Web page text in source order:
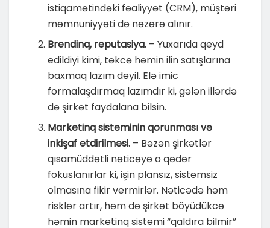
istiqamətindəki fəaliyyət (CRM), müştəri
məmnuniyyəti də nəzərə alınır.
Brendinq, reputasiya. – Yuxarıda qeyd
edildiyi kimi, təkcə həmin ilin satışlarına
baxmaq lazım deyil. Elə imic
formalaşdırmaq lazımdır ki, gələn illərdə
də şirkət faydalana bilsin.
Marketinq sisteminin qorunması və
inkişaf etdirilməsi. – Bəzən şirkətlər
qısamüddətli nəticəyə o qədər
fokuslanırlar ki, işin plansız, sistemsiz
olmasına fikir vermirlər. Nəticədə həm
risklər artır, həm də şirkət böyüdükcə
həmin marketinq sistemi “qaldıra bilmir”